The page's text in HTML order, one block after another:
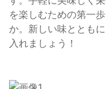
を楽しむための第一
か。新しい味ととも
入れましょう！